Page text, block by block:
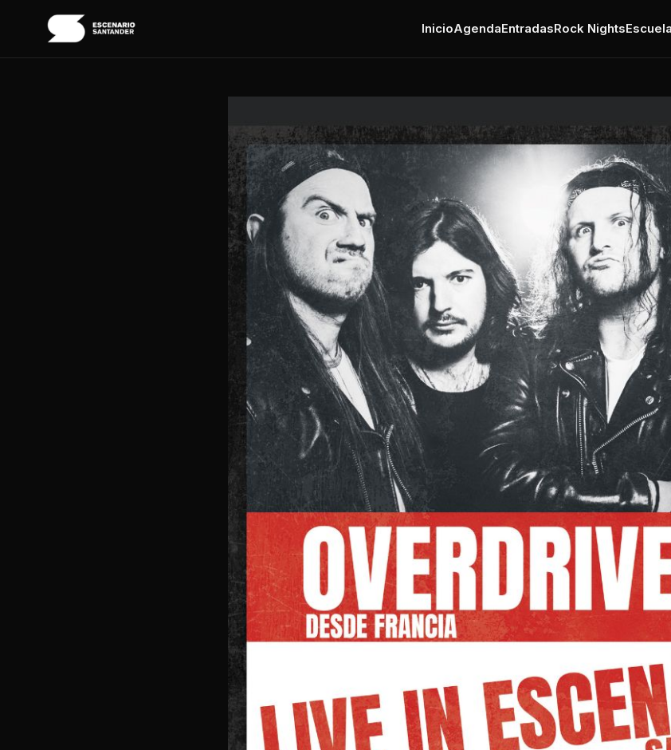
InicioAgendaEntradasRock Nights